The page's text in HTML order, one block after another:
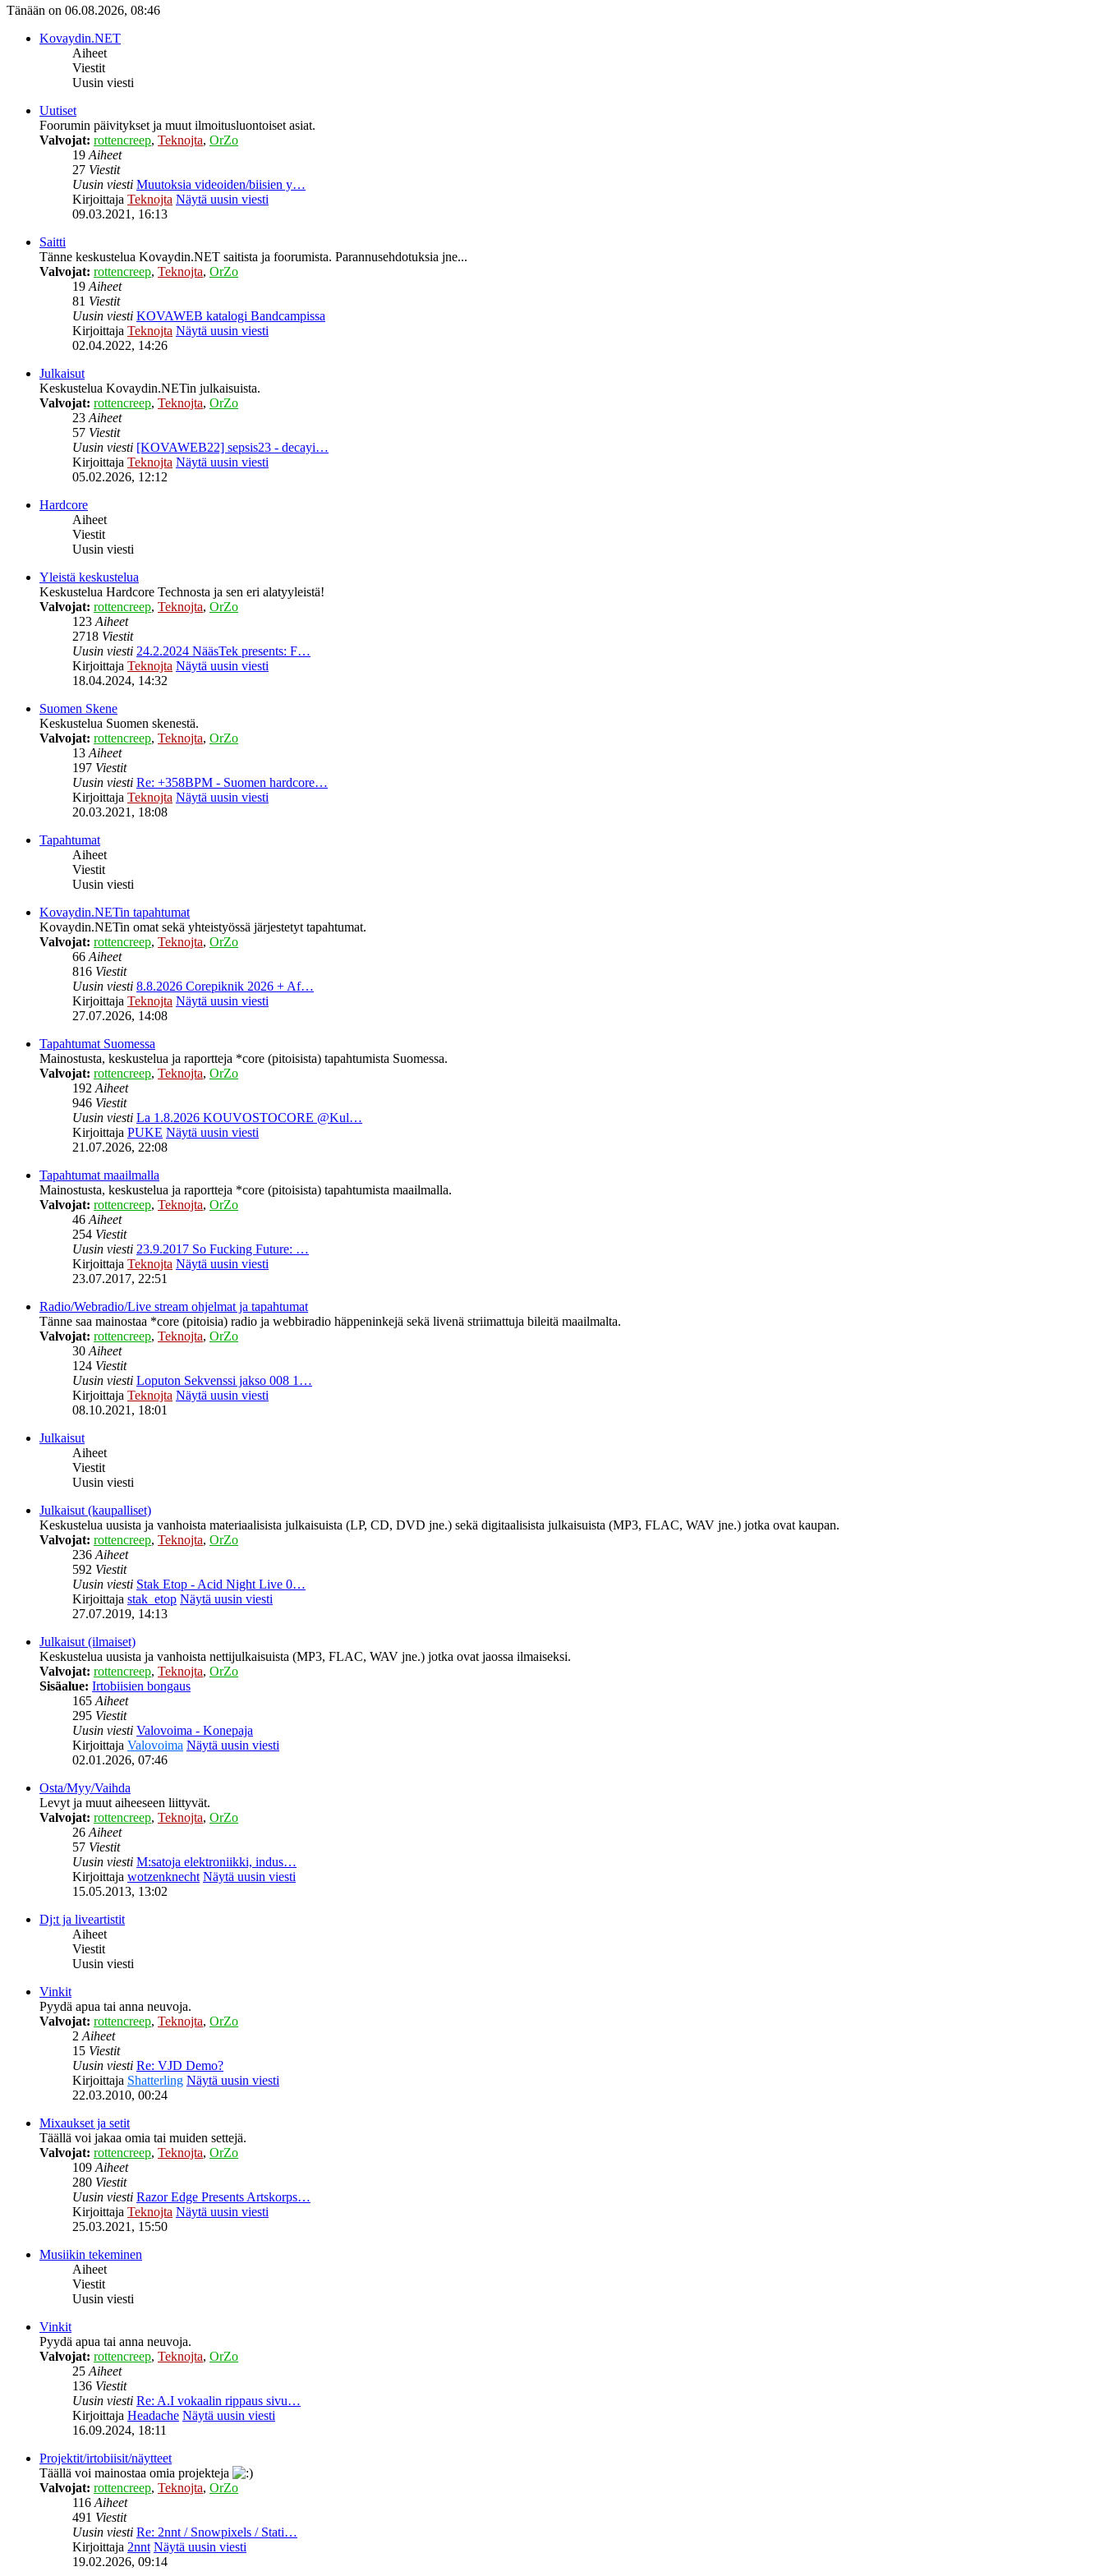
Tänään on 06.08.2026, 08:46
Kovaydin.NET
Aiheet
Viestit
Uusin viesti
Uutiset
Foorumin päivitykset ja muut ilmoitusluontoiset asiat.
Valvojat: rottencreep, Teknojta, OrZo
19Aiheet
27 Viestit
Uusin viesti Muutoksia videoiden/biisien y…
Kirjoittaja Teknojta Näytä uusin viesti
09.03.2021, 16:13
Saitti
Tänne keskustelua Kovaydin.NET saitista ja foorumista. Parannusehdotuksia jne...
Valvojat: rottencreep, Teknojta, OrZo
19Aiheet
81 Viestit
Uusin viesti KOVAWEB katalogi Bandcampissa
Kirjoittaja Teknojta Näytä uusin viesti
02.04.2022, 14:26
Julkaisut
Keskustelua Kovaydin.NETin julkaisuista.
Valvojat: rottencreep, Teknojta, OrZo
23Aiheet
57 Viestit
Uusin viesti [KOVAWEB22] sepsis23 - decayi…
Kirjoittaja Teknojta Näytä uusin viesti
05.02.2026, 12:12
Hardcore
Aiheet
Viestit
Uusin viesti
Yleistä keskustelua
Keskustelua Hardcore Technosta ja sen eri alatyyleistä!
Valvojat: rottencreep, Teknojta, OrZo
123Aiheet
2718 Viestit
Uusin viesti 24.2.2024 NääsTek presents: F…
Kirjoittaja Teknojta Näytä uusin viesti
18.04.2024, 14:32
Suomen Skene
Keskustelua Suomen skenestä.
Valvojat: rottencreep, Teknojta, OrZo
13Aiheet
197 Viestit
Uusin viesti Re: +358BPM - Suomen hardcore…
Kirjoittaja Teknojta Näytä uusin viesti
20.03.2021, 18:08
Tapahtumat
Aiheet
Viestit
Uusin viesti
Kovaydin.NETin tapahtumat
Kovaydin.NETin omat sekä yhteistyössä järjestetyt tapahtumat.
Valvojat: rottencreep, Teknojta, OrZo
66Aiheet
816 Viestit
Uusin viesti 8.8.2026 Corepiknik 2026 + Af…
Kirjoittaja Teknojta Näytä uusin viesti
27.07.2026, 14:08
Tapahtumat Suomessa
Mainostusta, keskustelua ja raportteja *core (pitoisista) tapahtumista Suomessa.
Valvojat: rottencreep, Teknojta, OrZo
192Aiheet
946 Viestit
Uusin viesti La 1.8.2026 KOUVOSTOCORE @Kul…
Kirjoittaja PUKE Näytä uusin viesti
21.07.2026, 22:08
Tapahtumat maailmalla
Mainostusta, keskustelua ja raportteja *core (pitoisista) tapahtumista maailmalla.
Valvojat: rottencreep, Teknojta, OrZo
46Aiheet
254 Viestit
Uusin viesti 23.9.2017 So Fucking Future: …
Kirjoittaja Teknojta Näytä uusin viesti
23.07.2017, 22:51
Radio/Webradio/Live stream ohjelmat ja tapahtumat
Tänne saa mainostaa *core (pitoisia) radio ja webbiradio häppeninkejä sekä livenä striimattuja bileitä maailmalta.
Valvojat: rottencreep, Teknojta, OrZo
30Aiheet
124 Viestit
Uusin viesti Loputon Sekvenssi jakso 008 1…
Kirjoittaja Teknojta Näytä uusin viesti
08.10.2021, 18:01
Julkaisut
Aiheet
Viestit
Uusin viesti
Julkaisut (kaupalliset)
Keskustelua uusista ja vanhoista materiaalisista julkaisuista (LP, CD, DVD jne.) sekä digitaalisista julkaisuista (MP3, FLAC, WAV jne.) jotka ovat kaupan.
Valvojat: rottencreep, Teknojta, OrZo
236Aiheet
592 Viestit
Uusin viesti Stak Etop - Acid Night Live 0…
Kirjoittaja stak_etop Näytä uusin viesti
27.07.2019, 14:13
Julkaisut (ilmaiset)
Keskustelua uusista ja vanhoista nettijulkaisuista (MP3, FLAC, WAV jne.) jotka ovat jaossa ilmaiseksi.
Valvojat: rottencreep, Teknojta, OrZo
Sisäalue: Irtobiisien bongaus
165Aiheet
295 Viestit
Uusin viesti Valovoima - Konepaja
Kirjoittaja Valovoima Näytä uusin viesti
02.01.2026, 07:46
Osta/Myy/Vaihda
Levyt ja muut aiheeseen liittyvät.
Valvojat: rottencreep, Teknojta, OrZo
26Aiheet
57 Viestit
Uusin viesti M:satoja elektroniikki, indus…
Kirjoittaja wotzenknecht Näytä uusin viesti
15.05.2013, 13:02
Dj:t ja liveartistit
Aiheet
Viestit
Uusin viesti
Vinkit
Pyydä apua tai anna neuvoja.
Valvojat: rottencreep, Teknojta, OrZo
2Aiheet
15 Viestit
Uusin viesti Re: VJD Demo?
Kirjoittaja Shatterling Näytä uusin viesti
22.03.2010, 00:24
Mixaukset ja setit
Täällä voi jakaa omia tai muiden settejä.
Valvojat: rottencreep, Teknojta, OrZo
109Aiheet
280 Viestit
Uusin viesti Razor Edge Presents Artskorps…
Kirjoittaja Teknojta Näytä uusin viesti
25.03.2021, 15:50
Musiikin tekeminen
Aiheet
Viestit
Uusin viesti
Vinkit
Pyydä apua tai anna neuvoja.
Valvojat: rottencreep, Teknojta, OrZo
25Aiheet
136 Viestit
Uusin viesti Re: A.I vokaalin rippaus sivu…
Kirjoittaja Headache Näytä uusin viesti
16.09.2024, 18:11
Projektit/irtobiisit/näytteet
Täällä voi mainostaa omia projekteja
Valvojat: rottencreep, Teknojta, OrZo
116Aiheet
491 Viestit
Uusin viesti Re: 2nnt / Snowpixels / Stati…
Kirjoittaja 2nnt Näytä uusin viesti
19.02.2026, 09:14